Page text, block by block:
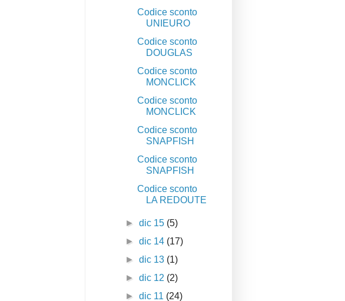
Codice sconto
UNIEURO
Codice sconto
DOUGLAS
Codice sconto
MONCLICK
Codice sconto
MONCLICK
Codice sconto
SNAPFISH
Codice sconto
SNAPFISH
Codice sconto
LA REDOUTE
►dic 15 (5)
►dic 14 (17)
►dic 13 (1)
►dic 12 (2)
►dic 11 (24)